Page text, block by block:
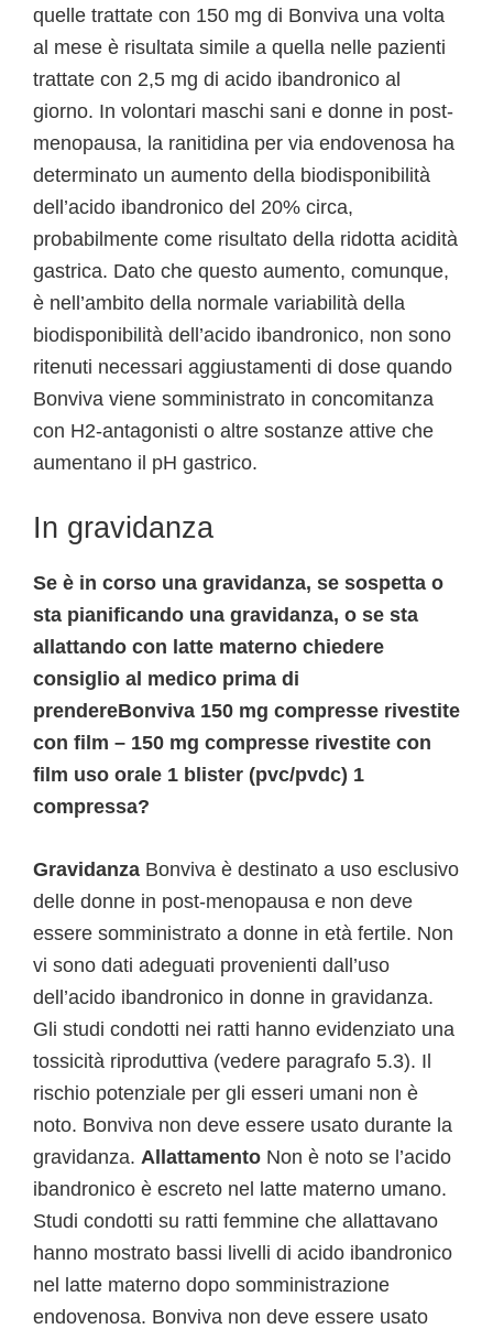
quelle trattate con 150 mg di Bonviva una volta
al mese è risultata simile a quella nelle pazienti
trattate con 2,5 mg di acido ibandronico al
giorno. In volontari maschi sani e donne in post-
menopausa, la ranitidina per via endovenosa ha
determinato un aumento della biodisponibilità
dell’acido ibandronico del 20% circa,
probabilmente come risultato della ridotta acidità
gastrica. Dato che questo aumento, comunque,
è nell’ambito della normale variabilità della
biodisponibilità dell’acido ibandronico, non sono
ritenuti necessari aggiustamenti di dose quando
Bonviva viene somministrato in concomitanza
con H2-antagonisti o altre sostanze attive che
aumentano il pH gastrico.
In gravidanza
Se è in corso una gravidanza, se sospetta o
sta pianificando una gravidanza, o se sta
allattando con latte materno chiedere
consiglio al medico prima di
prendereBonviva 150 mg compresse rivestite
con film – 150 mg compresse rivestite con
film uso orale 1 blister (pvc/pvdc) 1
compressa?
Gravidanza Bonviva è destinato a uso esclusivo
delle donne in post-menopausa e non deve
essere somministrato a donne in età fertile. Non
vi sono dati adeguati provenienti dall’uso
dell’acido ibandronico in donne in gravidanza.
Gli studi condotti nei ratti hanno evidenziato una
tossicità riproduttiva (vedere paragrafo 5.3). Il
rischio potenziale per gli esseri umani non è
noto. Bonviva non deve essere usato durante la
gravidanza. Allattamento Non è noto se l’acido
ibandronico è escreto nel latte materno umano.
Studi condotti su ratti femmine che allattavano
hanno mostrato bassi livelli di acido ibandronico
nel latte materno dopo somministrazione
endovenosa. Bonviva non deve essere usato